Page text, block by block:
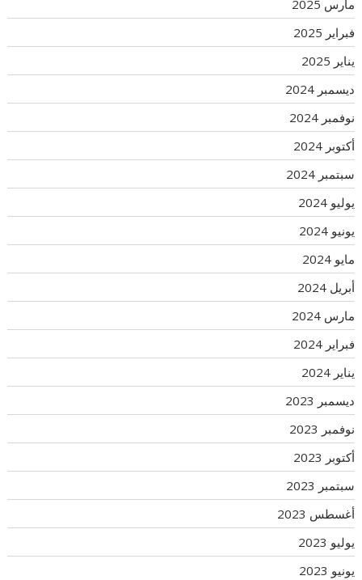
مارس 2025
فبراير 2025
يناير 2025
ديسمبر 2024
نوفمبر 2024
أكتوبر 2024
سبتمبر 2024
يوليو 2024
يونيو 2024
مايو 2024
أبريل 2024
مارس 2024
فبراير 2024
يناير 2024
ديسمبر 2023
نوفمبر 2023
أكتوبر 2023
سبتمبر 2023
أغسطس 2023
يوليو 2023
يونيو 2023